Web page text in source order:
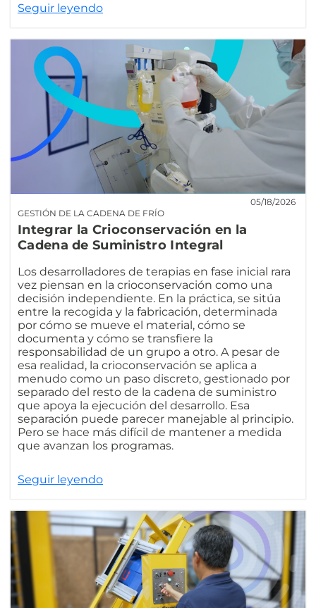
Seguir leyendo
GESTIÓN DE LA CADENA DE FRÍO
05/18/2026
Integrar la Crioconservación en la
Cadena de Suministro Integral
Los desarrolladores de terapias en fase inicial rara
vez piensan en la crioconservación como una
decisión independiente. En la práctica, se sitúa
entre la recogida y la fabricación, determinada
por cómo se mueve el material, cómo se
documenta y cómo se transfiere la
responsabilidad de un grupo a otro. A pesar de
esa realidad, la crioconservación se aplica a
menudo como un paso discreto, gestionado por
separado del resto de la cadena de suministro
que apoya la ejecución del desarrollo. Esa
separación puede parecer manejable al principio.
Pero se hace más difícil de mantener a medida
que avanzan los programas.
Seguir leyendo